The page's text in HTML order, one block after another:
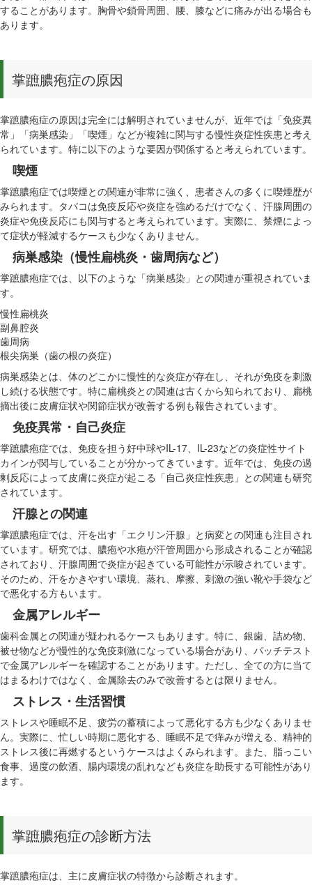
することがあります。胸骨や鎖骨周囲、腰、膝などに痛みが出る場合も
あります。
掌蹠膿疱症の原因
掌蹠膿疱症の原因は完全には解明されていませんが、近年では「免疫異
常」「病巣感染」「喫煙」などが複雑に関与する慢性炎症性疾患と考え
られています。特に以下のような要因が関係すると考えられています。
喫煙
掌蹠膿疱症では喫煙との関連が非常に強く、患者さんの多くに喫煙歴が
みられます。タバコは免疫反応や炎症を強めるだけでなく、汗腺周囲の
炎症や免疫反応にも関与すると考えられています。実際に、禁煙によっ
て症状が軽減するケースも少なくありません。
病巣感染（慢性扁桃炎・歯周病など）
掌蹠膿疱症では、以下のような「病巣感染」との関連が重視されていま
す。
慢性扁桃炎
副鼻腔炎
歯周病
根尖病巣（歯の根の炎症）
病巣感染とは、体のどこかに慢性的な炎症が存在し、それが免疫を刺激
し続ける状態です。特に扁桃炎との関連は古くから知られており、扁桃
摘出後に皮膚症状や関節症状が改善する例も報告されています。
免疫異常・自己炎症
掌蹠膿疱症では、免疫を担う好中球やIL-17、IL-23などの炎症性サイト
カインが関与していることが分かってきています。近年では、免疫の過
剰反応によって皮膚に炎症が起こる「自己炎症性疾患」との関連も研究
されています。
汗腺との関連
掌蹠膿疱症では、汗を出す「エクリン汗腺」と病変との関連も注目され
ています。研究では、膿疱や水疱が汗管周囲から形成されることが確認
されており、汗腺周囲で炎症が起きている可能性が示唆されています。
そのため、汗をかきやすい環境、蒸れ、摩擦、刺激の強い靴や手袋など
で悪化する方もいます。
金属アレルギー
歯科金属との関連が疑われるケースもあります。特に、銀歯、詰め物、
被せ物などが慢性的な免疫刺激になっている場合があり、パッチテスト
で金属アレルギーを確認することがあります。ただし、全ての方に当て
はまるわけではなく、金属除去のみで改善するとは限りません。
ストレス・生活習慣
ストレスや睡眠不足、疲労の蓄積によって悪化する方も少なくありませ
ん。実際に、忙しい時期に悪化する、睡眠不足で痒みが増える、精神的
ストレス後に再燃するというケースはよくみられます。また、脂っこい
食事、過度の飲酒、腸内環境の乱れなども炎症を助長する可能性があり
ます。
掌蹠膿疱症の診断方法
掌蹠膿疱症は、主に皮膚症状の特徴から診断されます。